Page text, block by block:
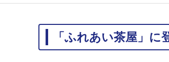
「ふれあい茶屋」